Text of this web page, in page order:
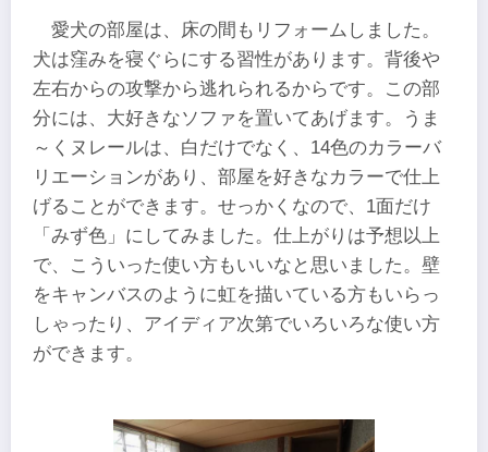
愛犬の部屋は、床の間もリフォームしました。
犬は窪みを寝ぐらにする習性があります。背後や
左右からの攻撃から逃れられるからです。この部
分には、大好きなソファを置いてあげます。うま
～くヌレールは、白だけでなく、14色のカラーバ
リエーションがあり、部屋を好きなカラーで仕上
げることができます。せっかくなので、1面だけ
「みず色」にしてみました。仕上がりは予想以上
で、こういった使い方もいいなと思いました。壁
をキャンバスのように虹を描いている方もいらっ
しゃったり、アイディア次第でいろいろな使い方
ができます。